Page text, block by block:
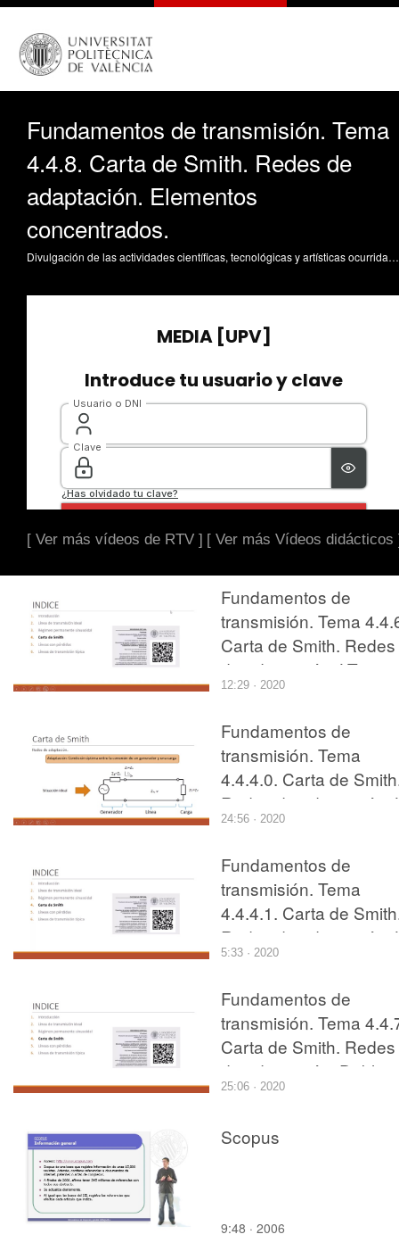
Fundamentos de transmisión. Tema
4.4.8. Carta de Smith. Redes de
adaptación. Elementos
concentrados.
Divulgación de las actividades científicas, tecnológicas y artísticas ocurridas en los tres campus de la UPV
[ Ver más vídeos de RTV ] [ Ver más Vídeos didácticos
Fundamentos de
transmisión. Tema
Carta de Smith. Redes
de adaptación. LT
lambda/4
12:29 · 2020
Fundamentos de
transmisión. Tema
4.4.4.0. Carta de
Redes de adaptación.
y Xs.
24:56 · 2020
Fundamentos de
transmisión. Tema
4.4.4.1. Carta de
Redes de adaptación.
y stub serie.
5:33 · 2020
Fundamentos de
transmisión. Tema
Carta de Smith. Redes
de adaptación. Doble
sintonizador.
25:06 · 2020
Scopus
9:48 · 2006